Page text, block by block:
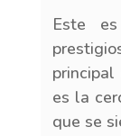
​Este
es la
que se